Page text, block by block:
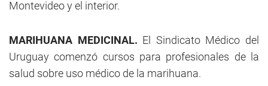
Montevideo y el interior.
MARIHUANA MEDICINAL. El Sindicato Médico del
Uruguay comenzó cursos para profesionales de la
salud sobre uso médico de la marihuana.